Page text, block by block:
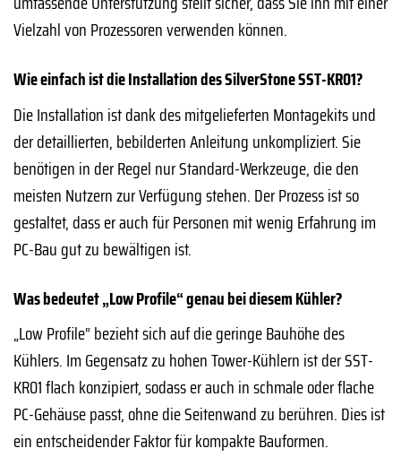
Vielzahl von Prozessoren verwenden können.
Wie einfach ist die Installation des SilverStone SST-KR01?
Die Installation ist dank des mitgelieferten Montagekits und
der detaillierten, bebilderten Anleitung unkompliziert. Sie
benötigen in der Regel nur Standard-Werkzeuge, die den
meisten Nutzern zur Verfügung stehen. Der Prozess ist so
gestaltet, dass er auch für Personen mit wenig Erfahrung im
PC-Bau gut zu bewältigen ist.
Was bedeutet „Low Profile“ genau bei diesem Kühler?
„Low Profile“ bezieht sich auf die geringe Bauhöhe des
Kühlers. Im Gegensatz zu hohen Tower-Kühlern ist der SST-
KR01 flach konzipiert, sodass er auch in schmale oder flache
PC-Gehäuse passt, ohne die Seitenwand zu berühren. Dies ist
ein entscheidender Faktor für kompakte Bauformen.